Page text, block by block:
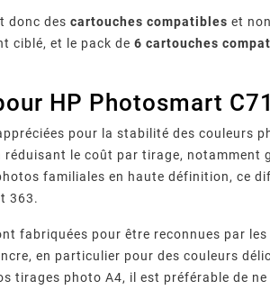
donc descartouches compatibles et
ciblé, et le pack de6 cartouches
HP Photosmart
pour la stabilité des couleurs
le coût par tirage, notamment
familiales en haute définition, ce
363.
fabriquées pour être reconnues par les
en particulier pour des couleurs
tirages photo A4, il est préférable de